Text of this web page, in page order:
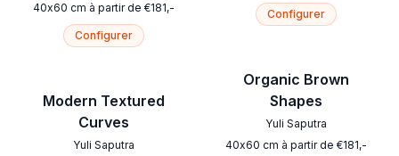
40x60 cm à partir de €181,-
Configurer
Modern Textured
Curves
Yuli Saputra
Configurer
Organic Brown
Shapes
Yuli Saputra
40x60 cm à partir de €181,-